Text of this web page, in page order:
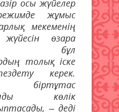
осы жүйелер
жұмыс
мекеменің
өзара
бұл
толық іске
керек.
біртұтас
көлік
– деді